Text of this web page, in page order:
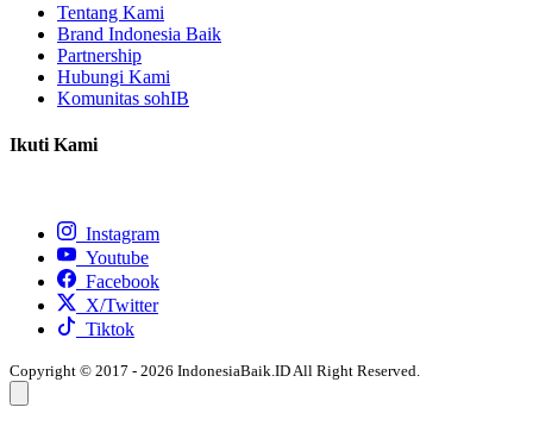
Tentang Kami
Brand Indonesia Baik
Partnership
Hubungi Kami
Komunitas sohIB
Ikuti Kami
Instagram
Youtube
Facebook
X/Twitter
Tiktok
Copyright © 2017 - 2026 IndonesiaBaik.ID All Right Reserved.